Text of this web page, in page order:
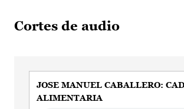
Cortes de audio
JOSE MANUEL CABALLERO:
ALIMENTARIA